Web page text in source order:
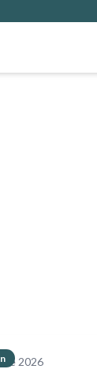
de 2026